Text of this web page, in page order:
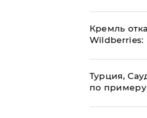
Кремль
Wildberries:
Турция,
по